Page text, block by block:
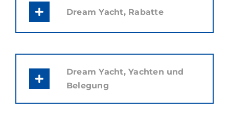
Dream Yacht, Rabatte
Dream Yacht, Yachten und
Belegung